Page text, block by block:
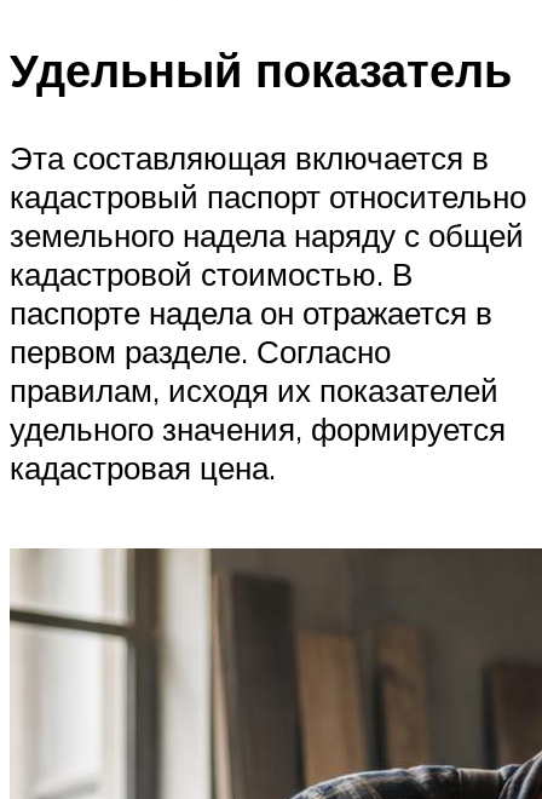
Удельный показатель
Эта составляющая включается в
кадастровый паспорт относительно
земельного надела наряду с общей
кадастровой стоимостью. В
паспорте надела он отражается в
первом разделе. Согласно
правилам, исходя их показателей
удельного значения, формируется
кадастровая цена.